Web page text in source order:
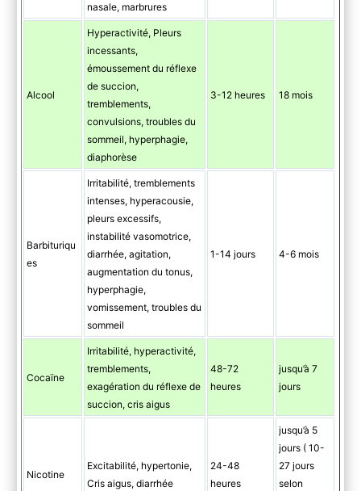
nasale, marbrures
Alcool
Hyperactivité, Pleurs
incessants,
émoussement du réflexe
de succion,
tremblements,
convulsions, troubles du
sommeil, hyperphagie,
diaphorèse
3-12 heures 18 mois
Barbituriqu
es
Irritabilité, tremblements
intenses, hyperacousie,
pleurs excessifs,
instabilité vasomotrice,
diarrhée, agitation,
augmentation du tonus,
hyperphagie,
vomissement, troubles du
sommeil
1-14 jours 4-6 mois
Cocaïne
Irritabilité, hyperactivité,
tremblements,
exagération du réflexe de
succion, cris aigus
48-72
heures
jusqu’à 7
jours
Nicotine
Excitabilité, hypertonie,
Cris aigus, diarrhée
24-48
heures
jusqu’à 5
jours ( 10-
27 jours
selon